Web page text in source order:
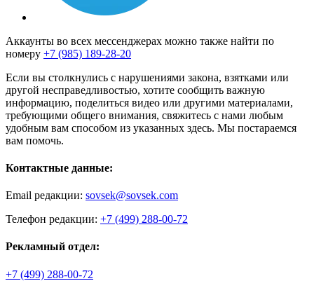
Аккаунты во всех мессенджерах можно также найти по
номеру +7 (985) 189-28-20
Если вы столкнулись с нарушениями закона, взятками или
другой несправедливостью, хотите сообщить важную
информацию, поделиться видео или другими материалами,
требующими общего внимания, свяжитесь с нами любым
удобным вам способом из указанных здесь. Мы постараемся
вам помочь.
Контактные данные:
Email редакции: sovsek@sovsek.com
Телефон редакции: +7 (499) 288-00-72
Рекламный отдел:
+7 (499) 288-00-72